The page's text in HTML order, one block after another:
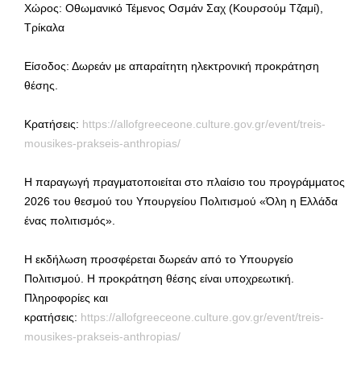
Χώρος: Οθωμανικό Τέμενος Οσμάν Σαχ (Κουρσούμ Τζαμί),
Τρίκαλα
Είσοδος: Δωρεάν με απαραίτητη ηλεκτρονική προκράτηση
θέσης.
Κρατήσεις: https://allofgreeceone.culture.gov.gr/event/treis-
mousikes-prakseis-anthropias/
Η παραγωγή πραγματοποιείται στο πλαίσιο του προγράμματος
2026 του θεσμού του Υπουργείου Πολιτισμού «Όλη η Ελλάδα
ένας πολιτισμός».
Η εκδήλωση προσφέρεται δωρεάν από το Υπουργείο
Πολιτισμού. Η προκράτηση θέσης είναι υποχρεωτική.
Πληροφορίες και
κρατήσεις: https://allofgreeceone.culture.gov.gr/event/treis-
mousikes-prakseis-anthropias/